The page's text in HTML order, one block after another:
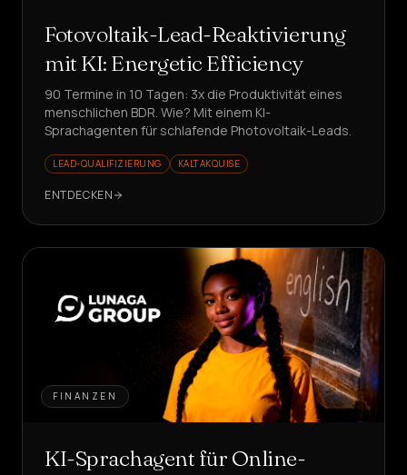
Fotovoltaik-Lead-Reaktivierung
mit KI: Energetic Efficiency
90 Termine in 10 Tagen: 3x die Produktivität eines
menschlichen BDR. Wie? Mit einem KI-
Sprachagenten für schlafende Photovoltaik-Leads.
LEAD-QUALIFIZIERUNG KALTAKQUISE
ENTDECKEN
FINANZEN
KI-Sprachagent für Online-